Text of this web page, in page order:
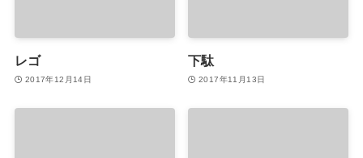
レゴ
2017年12月14日
下駄
2017年11月13日